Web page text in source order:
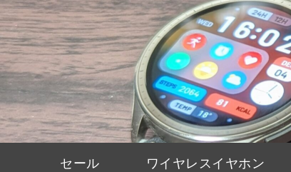
セール ワイヤレスイヤホン